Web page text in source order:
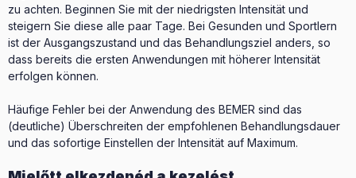
zu achten. Beginnen Sie mit der niedrigsten Intensität und
steigern Sie diese alle paar Tage. Bei Gesunden und Sportlern
ist der Ausgangszustand und das Behandlungsziel anders, so
dass bereits die ersten Anwendungen mit höherer Intensität
erfolgen können.
Häufige Fehler bei der Anwendung des BEMER sind das
(deutliche) Überschreiten der empfohlenen Behandlungsdauer
und das sofortige Einstellen der Intensität auf Maximum.